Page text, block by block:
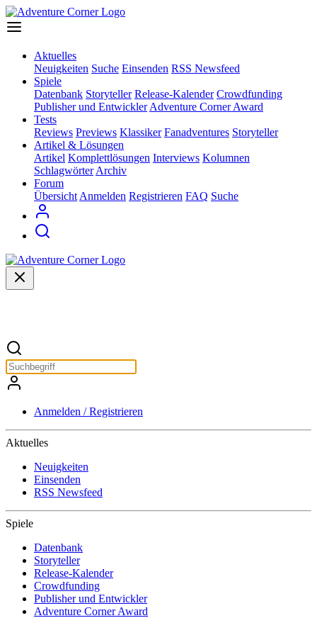
Aktuelles
Neuigkeiten Suche Einsenden RSS Newsfeed
Spiele
Datenbank Storyteller Release-Kalender Crowdfunding
Publisher und Entwickler Adventure Corner Award
Tests
Reviews Previews Klassiker Fanadventures Storyteller
Artikel & Lösungen
Artikel Komplettlösungen Interviews Kolumnen
Schlagwörter Archiv
Forum
Übersicht Anmelden Registrieren FAQ Suche
Anmelden / Registrieren
Aktuelles
Neuigkeiten
Einsenden
RSS Newsfeed
Spiele
Datenbank
Storyteller
Release-Kalender
Crowdfunding
Publisher und Entwickler
Adventure Corner Award